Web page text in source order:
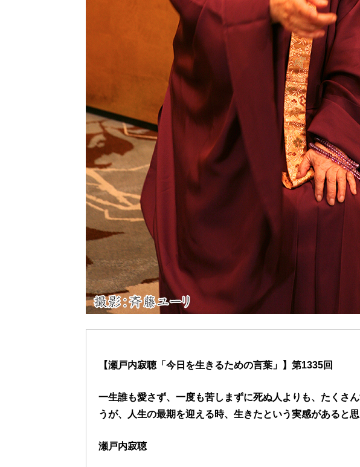
【瀬戸内寂聴「今日を生きるための言葉」】第1335回
一生誰も愛さず、一度も苦しまずに死ぬ人よりも、たくさ
うが、人生の最期を迎える時、生きたという実感があると思
瀬戸内寂聴